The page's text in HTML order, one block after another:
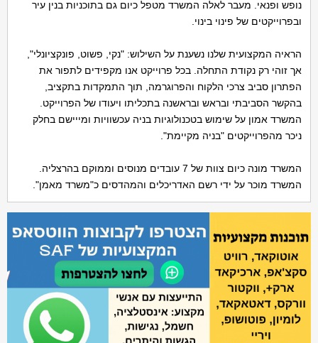
נופש ופנאי. מעבר לאלה המשרד מטפל כיום גם בתוכניות בנין עיר
ובפרוייקטים של פינוי בינוי.
הראיה המקצועית שלנו נשענת על השילוש: "נקי, פשוט, פונקציונלי",
אך זוהי רק נקודת התחלה. בכל פרוייקט אנו מקפידים לתפור את
הפתרון סביב צרכי הלקוח והפרוגרמה, תוך התמקדות בתקציב,
בהקשר הסביבתי ובראש ובראשנה בתכליתו ויעודו של הפרוייקט.
המשרד אמון על שימוש בטכנולוגיות בניה עכשוויות ומייישם בחלק
ניכר מהפרוייקטים "בניה מקיימת".
המשרד מונה כיום צוות של 7 עובדים מנוסים וממוקם בהרצליה.
המשרד מוכר על ידי רשם האדריכלים והמהדסים כ"משרד מאמן".